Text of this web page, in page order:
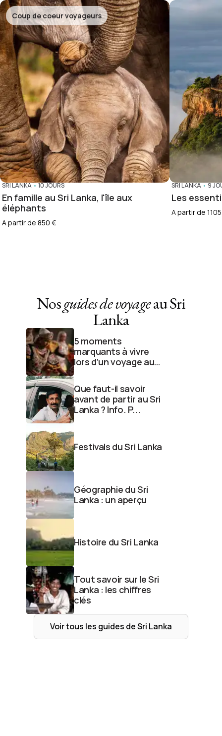
Coup de coeur voyageurs
SRI LANKA•10 JOURS
En famille au Sri Lanka, l'île aux
éléphants
A partir de 850 €
SRI LANKA•9
Les
A partir de
Nosguides de voyageau Sri
Lanka
5 moments
marquants à vivre
lors d’un voyage au
Que faut-il savoir
avant de partir au Sri
Lanka ? Info. P...
Festivals du Sri Lanka
Géographie du Sri
Lanka : un aperçu
Histoire du Sri Lanka
Tout savoir sur le Sri
Lanka : les chiffres
clés
Voir tous les guides deSri Lanka